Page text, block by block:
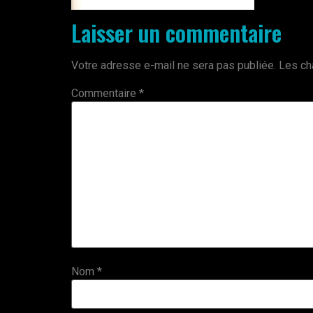
Laisser un commentaire
Votre adresse e-mail ne sera pas publiée. Les
Commentaire *
Nom *